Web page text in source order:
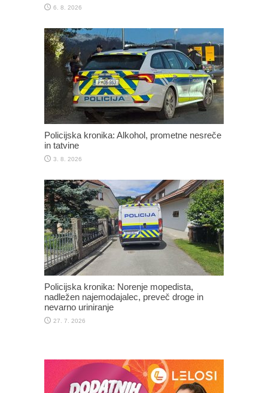
6. 8. 2026
Policijska kronika: Alkohol, prometne nesreče
in tatvine
3. 8. 2026
Policijska kronika: Norenje mopedista,
nadležen najemodajalec, preveč droge in
nevarno uriniranje
27. 7. 2026